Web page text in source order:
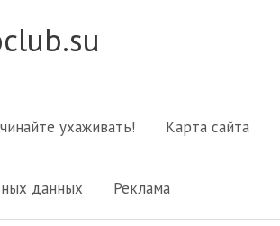
ухаживать! Карта сайта
данных Реклама